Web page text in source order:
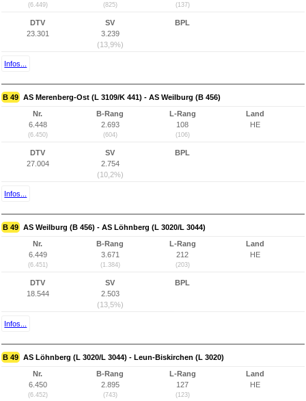
(6.449) (825) (137)
DTV
23.301
SV
3.239
(13,9%)
BPL
Infos...
B 49 AS Merenberg-Ost (L 3109/K 441) - AS Weilburg (B 456)
Nr.
6.448
(6.450)
B-Rang
2.693
(604)
L-Rang
108
(106)
Land
HE
DTV
27.004
SV
2.754
(10,2%)
BPL
Infos...
B 49 AS Weilburg (B 456) - AS Löhnberg (L 3020/L 3044)
Nr.
6.449
(6.451)
B-Rang
3.671
(1.384)
L-Rang
212
(203)
Land
HE
DTV
18.544
SV
2.503
(13,5%)
BPL
Infos...
B 49 AS Löhnberg (L 3020/L 3044) - Leun-Biskirchen (L 3020)
Nr.
6.450
(6.452)
B-Rang
2.895
(743)
L-Rang
127
(123)
Land
HE